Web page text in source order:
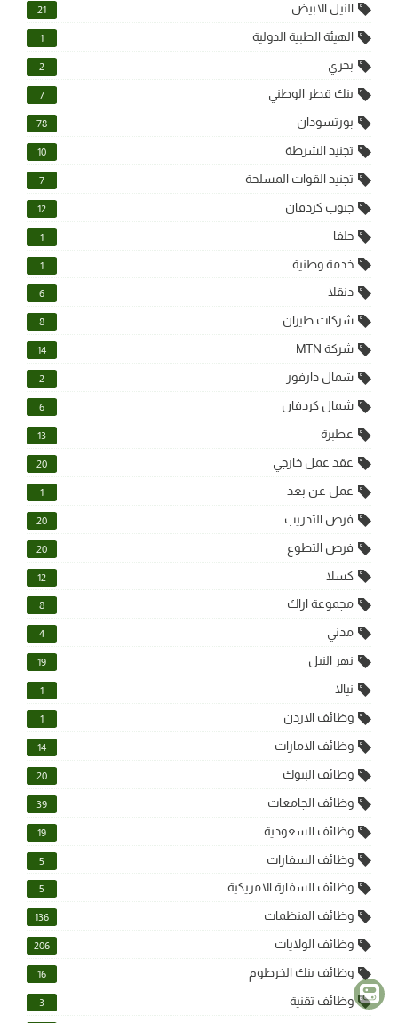
النيل الابيض 21
الهيئة الطبية الدولية 1
بحري 2
بنك قطر الوطني 7
بورتسودان 78
تجنيد الشرطة 10
تجنيد القوات المسلحة 7
جنوب كردفان 12
حلفا 1
خدمة وطنية 1
دنقلا 6
شركات طيران 8
شركة MTN 14
شمال دارفور 2
شمال كردفان 6
عطبرة 13
عقد عمل خارجي 20
عمل عن بعد 1
فرص التدريب 20
فرص التطوع 20
كسلا 12
مجموعة اراك 8
مدني 4
نهر النيل 19
نيالا 1
وظائف الاردن 1
وظائف الامارات 14
وظائف البنوك 20
وظائف الجامعات 39
وظائف السعودية 19
وظائف السفارات 5
وظائف السفارة الامريكية 5
وظائف المنظمات 136
وظائف الولايات 206
وظائف بنك الخرطوم 16
وظائف تقنية 3